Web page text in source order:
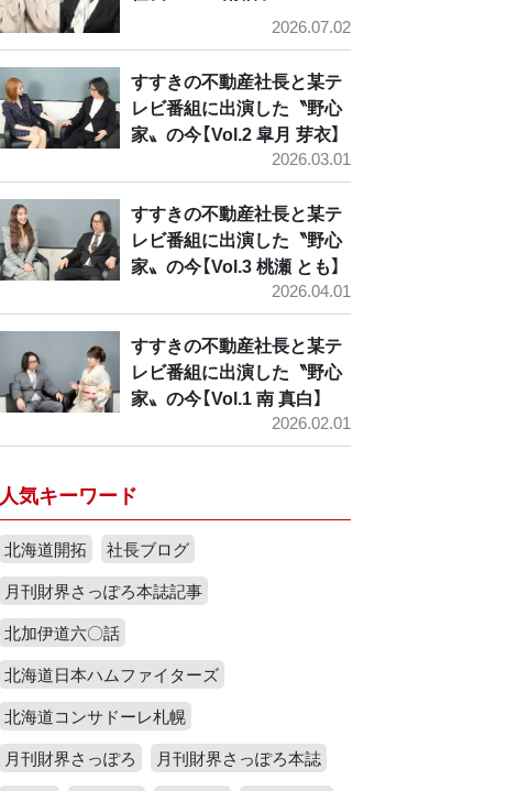
2026.07.02
すすきの不動産社長と某テ
レビ番組に出演した〝野心
家〟の今【Vol.2 皐月 芽衣】
2026.03.01
すすきの不動産社長と某テ
レビ番組に出演した〝野心
家〟の今【Vol.3 桃瀬 とも】
2026.04.01
すすきの不動産社長と某テ
レビ番組に出演した〝野心
家〟の今【Vol.1 南 真白】
2026.02.01
人気キーワード
北海道開拓
社長ブログ
月刊財界さっぽろ本誌記事
北加伊道六〇話
北海道日本ハムファイターズ
北海道コンサドーレ札幌
月刊財界さっぽろ
月刊財界さっぽろ本誌